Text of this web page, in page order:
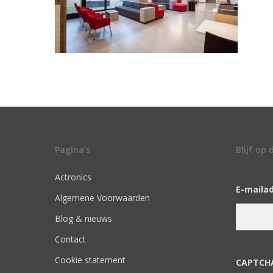
Pagina’s
Actronics
Algemene Voorwaarden
Blog & nieuws
Contact
Cookie statement
Blijf op
E-